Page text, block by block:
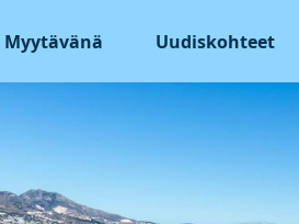
Myytävänä Uudiskohteet